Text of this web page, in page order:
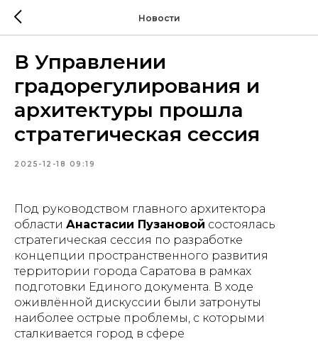
Новости
В Управлении
градорегулирования и
архитектуры прошла
стратегическая сессия
2025-12-18 09:19
Под руководством главного архитектора
области Анастасии Пузановой состоялась
стратегическая сессия по разработке
концепции пространственного развития
территории города Саратова в рамках
подготовки Единого документа. В ходе
оживлённой дискуссии были затронуты
наиболее острые проблемы, с которыми
сталкивается город в сфере